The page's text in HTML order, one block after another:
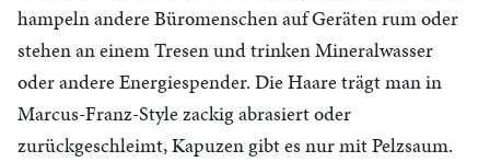
hampeln andere Büromenschen auf Geräten rum oder
stehen an einem Tresen und trinken Mineralwasser
oder andere Energiespender. Die Haare trägt man in
Marcus-Franz-Style zackig abrasiert oder
zurückgeschleimt, Kapuzen gibt es nur mit Pelzsaum.